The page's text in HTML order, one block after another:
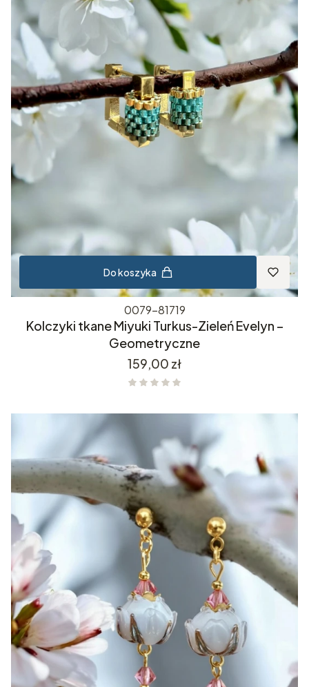
Do koszyka
0079-81719
Kolczyki tkane Miyuki Turkus-Zieleń Evelyn –
Geometryczne
Cena
159,00 zł